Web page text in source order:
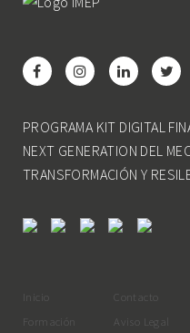
PROGRAMA KIT DIGITAL
NEXT GENERATION DEL
TRANSFORMACIÓN Y
Inicio
Formación
Contacto
Aviso Legal